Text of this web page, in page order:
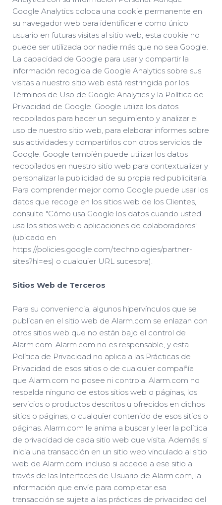
Google Analytics coloca una cookie permanente en
su navegador web para identificarle como único
usuario en futuras visitas al sitio web, esta cookie no
puede ser utilizada por nadie más que no sea Google.
La capacidad de Google para usar y compartir la
información recogida de Google Analytics sobre sus
visitas a nuestro sitio web está restringida por los
Términos de Uso de Google Analytics y la Política de
Privacidad de Google. Google utiliza los datos
recopilados para hacer un seguimiento y analizar el
uso de nuestro sitio web, para elaborar informes sobre
sus actividades y compartirlos con otros servicios de
Google. Google también puede utilizar los datos
recopilados en nuestro sitio web para contextualizar y
personalizar la publicidad de su propia red publicitaria.
Para comprender mejor como Google puede usar los
datos que recoge en los sitios web de los Clientes,
consulte "Cómo usa Google los datos cuando usted
usa los sitios web o aplicaciones de colaboradores"
(ubicado en
https://policies.google.com/technologies/partner-
sites?hl=es) o cualquier URL sucesora).
Sitios Web de Terceros
Para su conveniencia, algunos hipervínculos que se
publican en el sitio web de Alarm.com se enlazan con
otros sitios web que no están bajo el control de
Alarm.com. Alarm.com no es responsable, y esta
Política de Privacidad no aplica a las Prácticas de
Privacidad de esos sitios o de cualquier compañía
que Alarm.com no posee ni controla. Alarm.com no
respalda ninguno de estos sitios web o páginas, los
servicios o productos descritos u ofrecidos en dichos
sitios o páginas, o cualquier contenido de esos sitios o
páginas. Alarm.com le anima a buscar y leer la política
de privacidad de cada sitio web que visita. Además, si
inicia una transacción en un sitio web vinculado al sitio
web de Alarm.com, incluso si accede a ese sitio a
través de las Interfaces de Usuario de Alarm.com, la
información que envíe para completar esa
transacción se sujeta a las prácticas de privacidad del